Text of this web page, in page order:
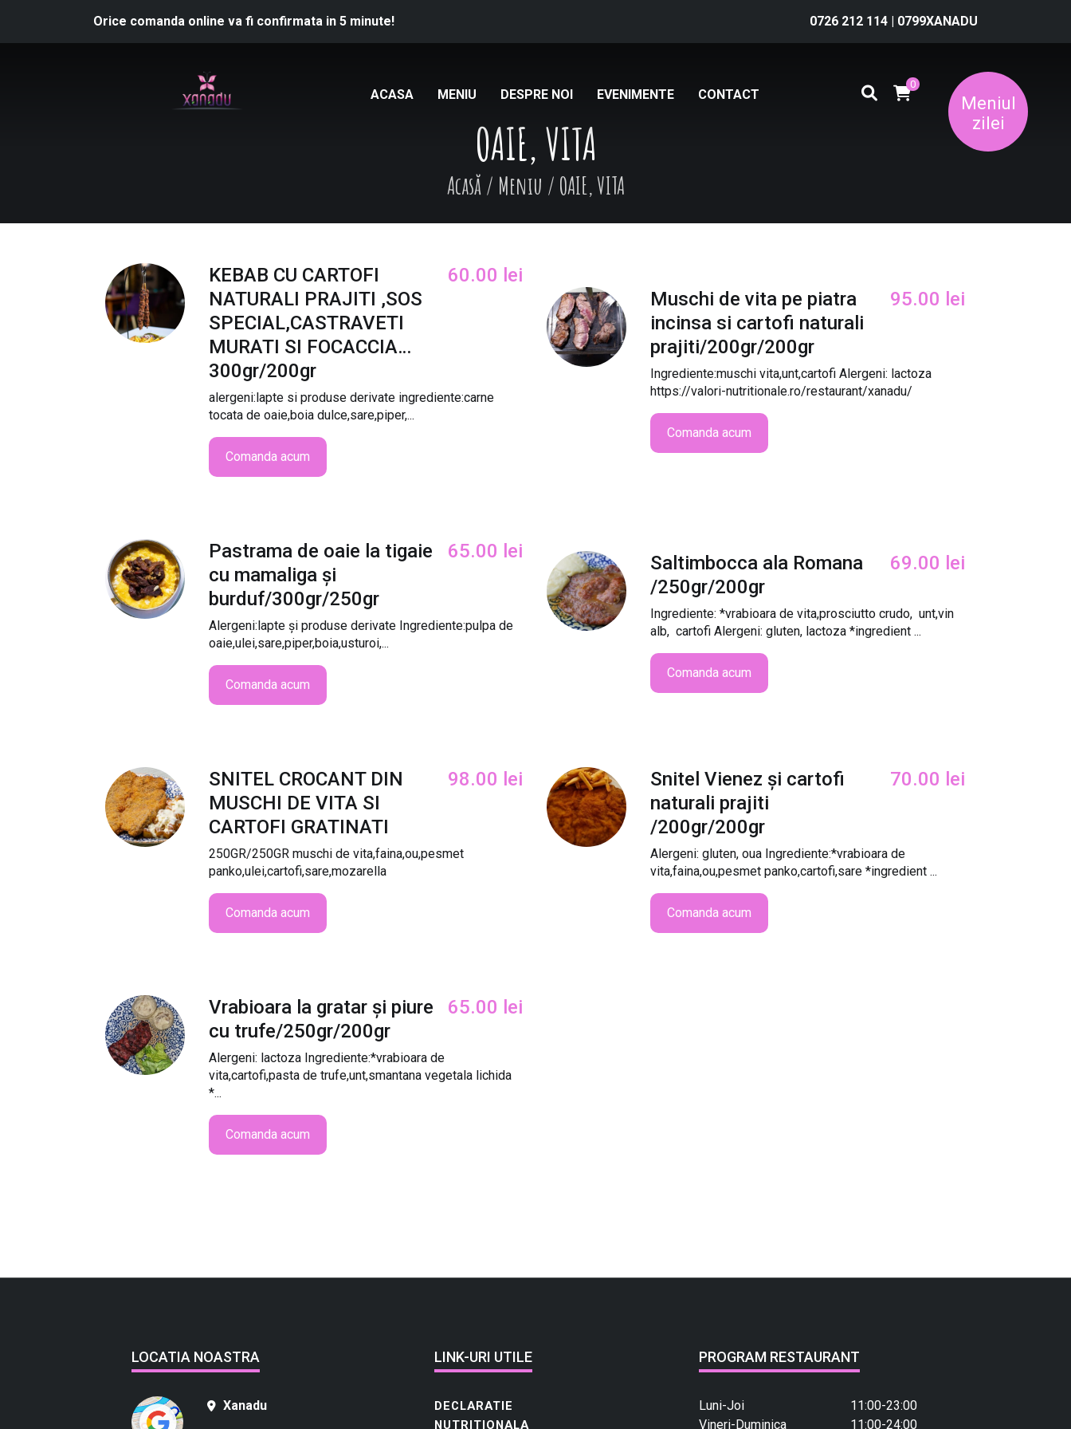
Orice comanda online va fi confirmata in 5 minute! 0726 212 114 | 0799XANADU
ACASA MENIU DESPRE NOI EVENIMENTE CONTACT
0
Meniul
zilei
OAIE, VITA
Acasă / Meniu / OAIE, VITA
KEBAB CU CARTOFI
NATURALI PRAJITI ,SOS
SPECIAL,CASTRAVETI
MURATI SI FOCACCIA…
300gr/200gr
60.00 lei
alergeni:lapte si produse derivate ingrediente:carne
tocata de oaie,boia dulce,sare,piper,...
Comanda acum
Muschi de vita pe piatra
incinsa si cartofi naturali
prajiti/200gr/200gr
95.00 lei
Ingrediente:muschi vita,unt,cartofi Alergeni: lactoza
https://valori-nutritionale.ro/restaurant/xanadu/
Comanda acum
Pastrama de oaie la tigaie
cu mamaliga și
burduf/300gr/250gr
65.00 lei
Alergeni:lapte și produse derivate Ingrediente:pulpa de
oaie,ulei,sare,piper,boia,usturoi,...
Comanda acum
Saltimbocca ala Romana
/250gr/200gr
69.00 lei
Ingrediente: *vrabioara de vita,prosciutto crudo, unt,vin
alb, cartofi Alergeni: gluten, lactoza *ingredient ...
Comanda acum
SNITEL CROCANT DIN
MUSCHI DE VITA SI
CARTOFI GRATINATI
98.00 lei
250GR/250GR muschi de vita,faina,ou,pesmet
panko,ulei,cartofi,sare,mozarella
Comanda acum
Snitel Vienez și cartofi
naturali prajiti
/200gr/200gr
70.00 lei
Alergeni: gluten, oua Ingrediente:*vrabioara de
vita,faina,ou,pesmet panko,cartofi,sare *ingredient ...
Comanda acum
Vrabioara la gratar și piure
cu trufe/250gr/200gr
65.00 lei
Alergeni: lactoza Ingrediente:*vrabioara de
vita,cartofi,pasta de trufe,unt,smantana vegetala lichida
*...
Comanda acum
LOCATIA NOASTRA
Xanadu
LINK-URI UTILE
DECLARATIE
NUTRITIONALA
PROGRAM RESTAURANT
Luni-Joi
11:00-23:00
Vineri-Duminica
11:00-24:00